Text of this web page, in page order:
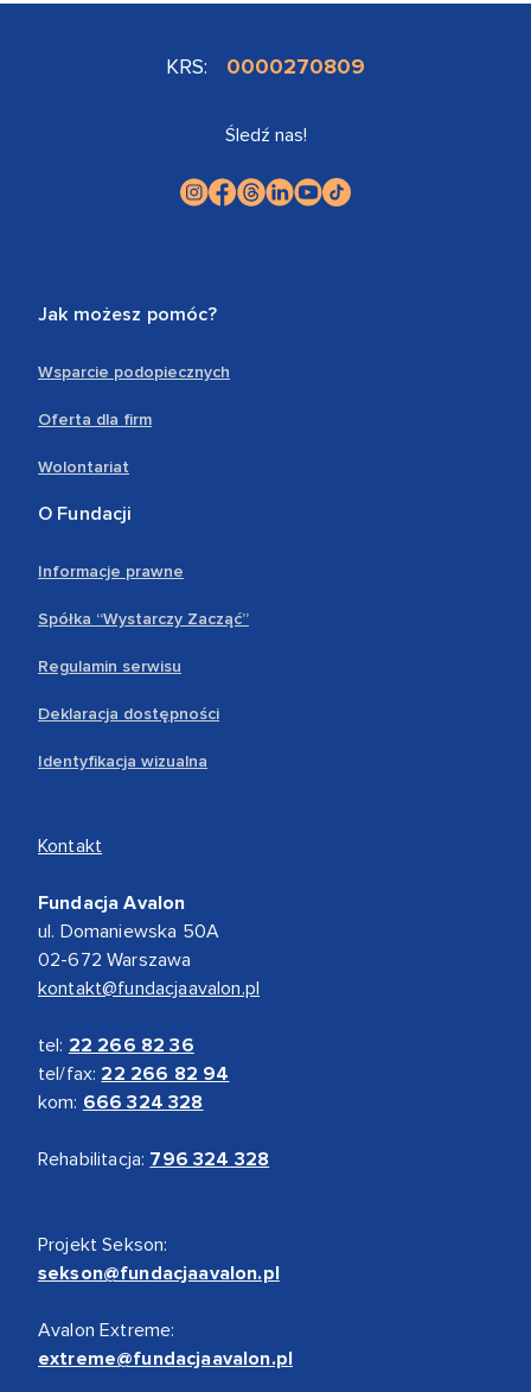
KRS: 0000270809
Śledź nas!
Jak możesz pomóc?
Wsparcie podopiecznych
Oferta dla firm
Wolontariat
O Fundacji
Informacje prawne
Spółka “Wystarczy Zacząć”
Regulamin serwisu
Deklaracja dostępności
Identyfikacja wizualna
Kontakt
Fundacja Avalon
ul. Domaniewska 50A
02-672 Warszawa
kontakt@fundacjaavalon.pl
tel: 22 266 82 36
tel/fax: 22 266 82 94
kom: 666 324 328
Rehabilitacja: 796 324 328
Projekt Sekson:
sekson@fundacjaavalon.pl
Avalon Extreme:
extreme@fundacjaavalon.pl